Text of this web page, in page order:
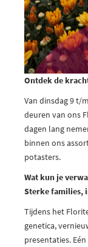
Ontdek de
Van dinsdag 9 t/
deuren van ons
dagen lang
binnen ons
potasters.
Wat kun je
Sterke families,
Tijdens het
genetica,
presentaties.